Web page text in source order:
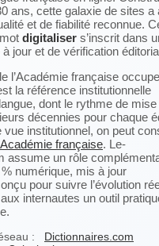
ans, cette galaxie de sites a
et de fiabilité reconnue.
digitaliser s’inscrit dans
jour et de vérification
l’Académie française
la référence institutionnelle
dont le rythme de
décennies pour chaque
vue institutionnel, on peut
française. Le-
assume un rôle
numérique, mis à jour
pour suivre l’évolution
internautes un outil
:
Dictionnaires.com